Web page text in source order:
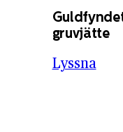
gruvjätte
Lyssna